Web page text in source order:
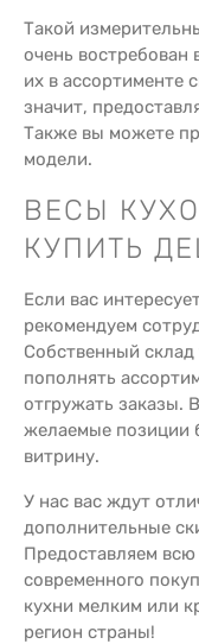
Такой
очень
их в ассортименте
значит,
Также вы можете
модели.
ВЕСЫ
КУПИТЬ
Если вас
рекомендуем
Собственный склад
пополнять
отгружать заказы.
желаемые позиции
витрину.
У нас вас ждут
дополнительные
Предоставляем
современного
кухни мелким или
регион страны!